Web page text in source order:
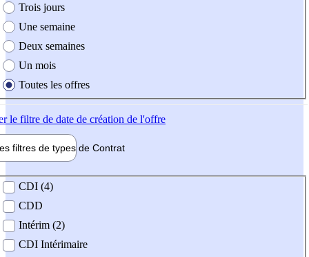
Trois jours
Une semaine
Deux semaines
Un mois
Toutes les offres
le filtre de date de création de l'offre
filtres de types de Contrat
contrat
CDI (4)
CDD
Intérim (2)
CDI Intérimaire